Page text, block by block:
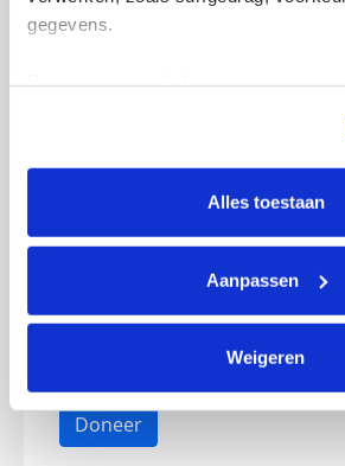
gegevens.
tonen. Je kunt je toestemming op elk
intrekken via Cookie instellingen
lijst met cookies is te vinden in het
Alles toestaan
Aanpassen
Weigeren
Opgehaald
Doneer